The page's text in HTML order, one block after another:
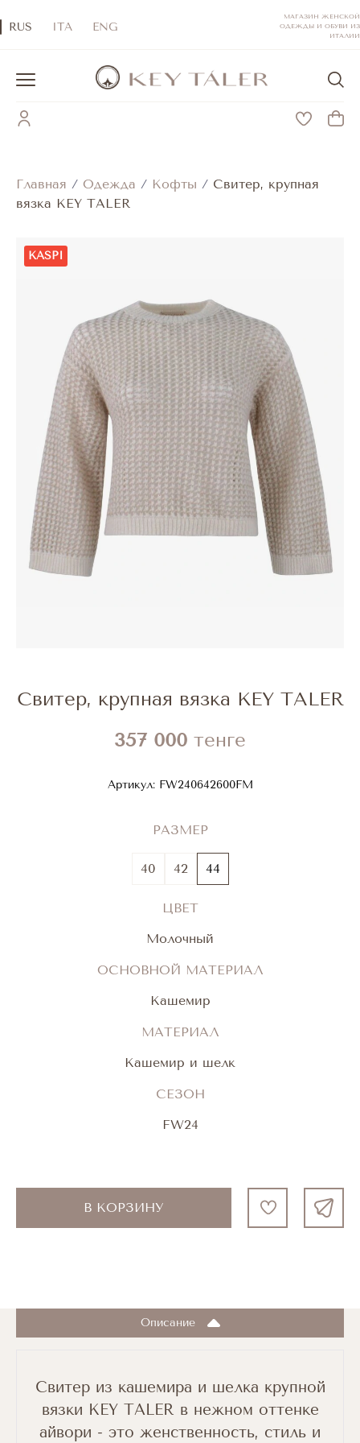
RUS ITA ENG
МАГАЗИН ЖЕНСКОЙ
ОДЕЖДЫ И ОБУВИ ИЗ
ИТАЛИИ
Главная / Одежда / Кофты / Свитер, крупная
вязка KEY TALER
KASPI
Свитер, крупная вязка KEY TALER
357 000 тенге
Артикул:FW240642600FM
РАЗМЕР
40 42 44
ЦВЕТ
Молочный
ОСНОВНОЙ МАТЕРИАЛ
Кашемир
МАТЕРИАЛ
Кашемир и шелк
СЕЗОН
FW24
В КОРЗИНУ
Описание
Свитер из кашемира и шелка крупной
вязки KEY TALER в нежном оттенке
айвори - это женственность, стиль и